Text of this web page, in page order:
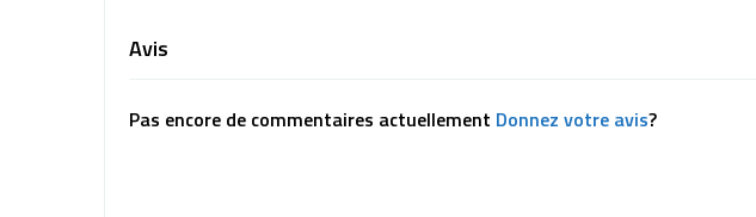
Avis
Pas encore de commentaires actuellement Donnez votre avis?